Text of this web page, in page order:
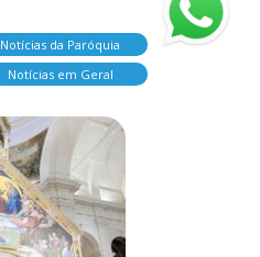
Notícias da Paróquia
Notícias em Geral